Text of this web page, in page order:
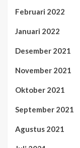
Februari 2022
Januari 2022
Desember 2021
November 2021
Oktober 2021
September 2021
Agustus 2021